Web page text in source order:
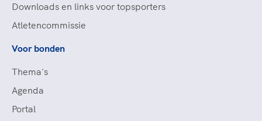
Downloads en links voor topsporters
Atletencommissie
Voor bonden
Thema's
Agenda
Portal